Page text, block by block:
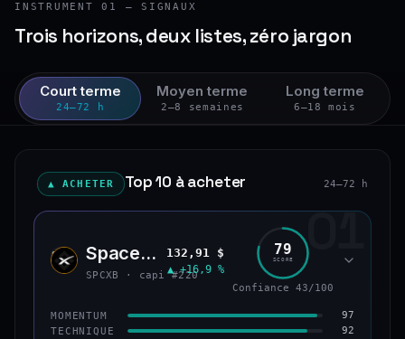
INSTRUMENT 01 — SIGNAUX
Trois horizons, deux listes, zéro jargon
Court terme
24–72 h
Moyen terme
2–8 semaines
Long terme
6–18 mois
▲ ACHETER Top 10 à acheter 24–72 h
01
SPCX SpaceX (bStocks Tokenized Stock)
SPCXB · capi #220
132,91 $
▲ +16,9 %
79
SCORE
Confiance 43/100
MOMENTUM 97
TECHNIQUE 92